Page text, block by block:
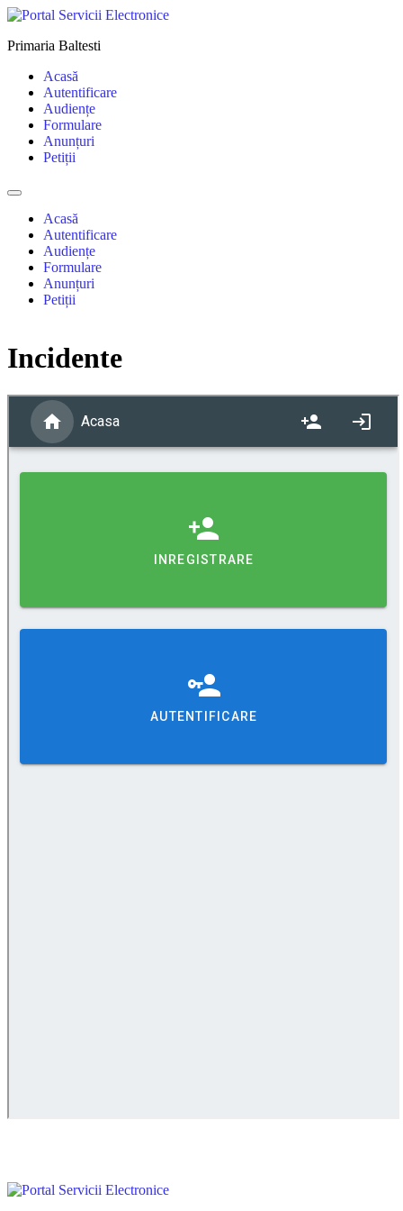
Skip
content
Primaria Baltesti
Acasă
Autentificare
Audiențe
Formulare
Anunțuri
Petiții
Menu
Acasă
Autentificare
Audiențe
Formulare
Anunțuri
Petiții
Incidente